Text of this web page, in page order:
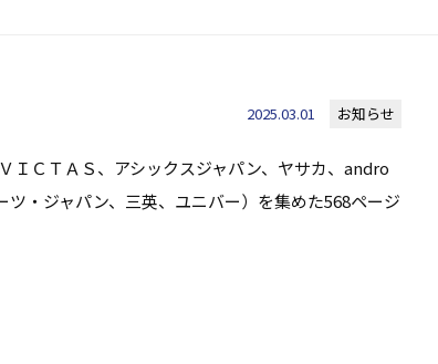
2025.03.01 お知らせ
ＩＣＴＡＳ、アシックスジャパン、ヤサカ、andro
・ジャパン、三英、ユニバー）を集めた568ページ